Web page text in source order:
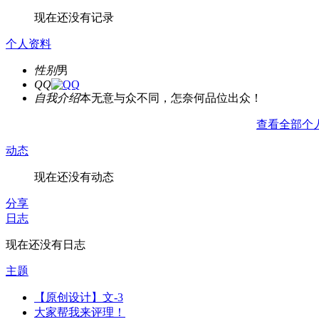
现在还没有记录
个人资料
性别男
QQ
自我介绍本无意与众不同，怎奈何品位出众！
查看全部个
动态
现在还没有动态
分享
日志
现在还没有日志
主题
【原创设计】文-3
大家帮我来评理！